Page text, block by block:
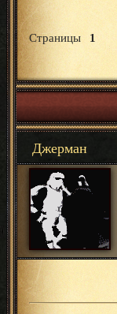
Страницы 1
Джерман